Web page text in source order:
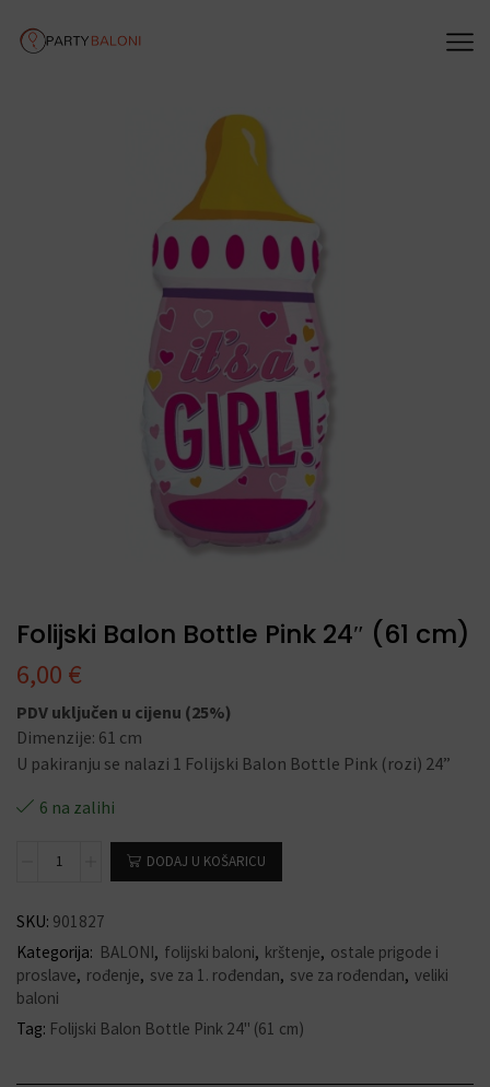
Folijski Balon Bottle Pink 24″ (61 cm)
6,00 €
PDV uključen u cijenu (25%)
Dimenzije: 61 cm
U pakiranju se nalazi 1 Folijski Balon Bottle Pink (rozi) 24”
6 na zalihi
DODAJ U KOŠARICU
SKU: 901827
Kategorija: BALONI, folijski baloni, krštenje, ostale prigode i
proslave, rođenje, sve za 1. rođendan, sve za rođendan, veliki
baloni
Tag: Folijski Balon Bottle Pink 24" (61 cm)